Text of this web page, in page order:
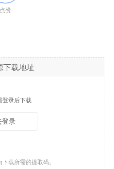
点赞
下载地址
登录后下载
登录
载所需的提取码。